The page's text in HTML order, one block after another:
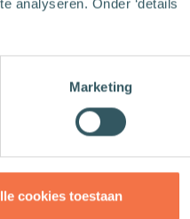
analyseren. Onder ‘details
Marketing
cookies toestaan
ds. D.M. Heikoop, ds.